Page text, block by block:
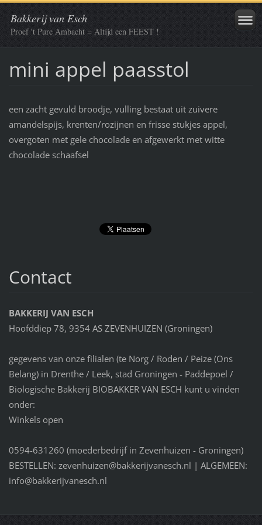
Bakkerij van Esch
Proef 't Pure Ambacht = Altijd een FEEST !
mini appel paasstol
een zacht gevuld broodje, vulling bestaat uit zuivere
amandelspijs, krenten/rozijnen en frisse stukjes appel,
overgoten met gele chocolade en afgewerkt met witte
chocolade schaafsel
Contact
BAKKERIJ VAN ESCH
Hoofddiep 78, 9354 AS ZEVENHUIZEN (Groningen)
gegevens van onze filialen (te Norg / Roden / Peize (Ons
Belang) in Drenthe / Leek, stad Groningen - Paddepoel /
Biologische Bakkerij BIOBAKKER VAN ESCH kunt u vinden
onder:
Winkels open
0594-631260 (moederbedrijf in Zevenhuizen - Groningen)
BESTELLEN: zevenhuizen@bakkerijvanesch.nl | ALGEMEEN:
info@bakkerijvanesch.nl